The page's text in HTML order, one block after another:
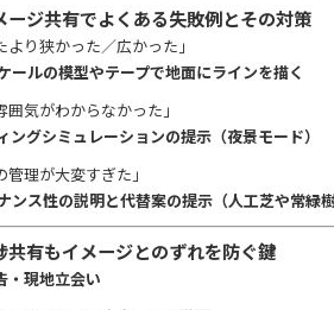
ージ共有でよくある失敗例とその対策
り狭かった／広かった」
ールの模型やテープで地面にラインを描く
気がわからなかった」
ングシミュレーションの提示（夜景モード）
理が大変すぎた」
ンス性の説明と代替案の提示（人工芝や常緑樹
共有もイメージとのずれを防ぐ鍵
・現地立会い